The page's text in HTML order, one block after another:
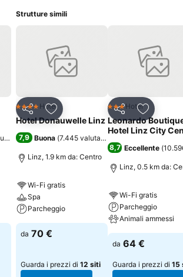
preferiti
)
Strutture simili
CondividiAggiungi ai preferiti
4 StelleHotel
Hotel Donauwelle Linz
7,9 Buona (7.445 valutazioni
Linz, 1.9 km da: Centro
Wi-Fi gratis
Spa
Parcheggio
da 70 €
Guarda i prezzi di 12 siti
Condividi
3 StelleHotel
Leonardo
Hotel Linz City
8,7 Eccellente (
Linz, 0.5 km da:
Wi-Fi gratis
Parcheggio
Animali ammessi
da 64 €
Guarda i prezzi di 15